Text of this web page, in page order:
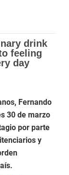
Fernando
30 de marzo
por parte
y